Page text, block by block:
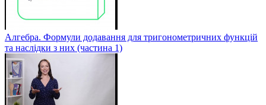
Алгебра. Формули додавання для тригонометричних функцій
та наслідки з них (частина 1)